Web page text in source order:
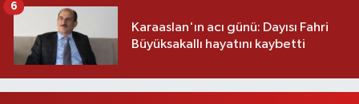
Karaaslan'ın acı günü: Dayısı Fahri
Büyüksakallı hayatını kaybetti
6